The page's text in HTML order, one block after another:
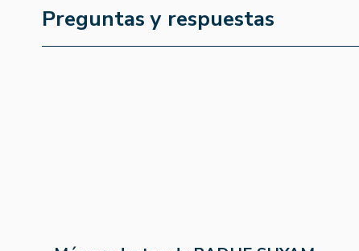
Preguntas y respuestas